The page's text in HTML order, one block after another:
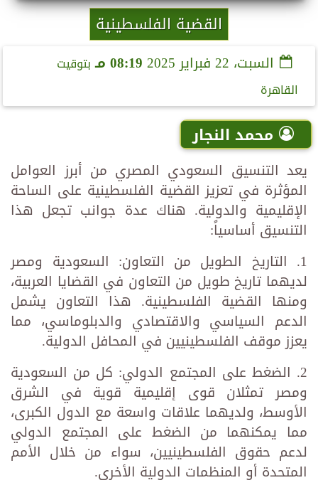
القضية الفلسطينية
السبت، 22 فبراير 2025 08:19 مـ
بتوقيت
القاهرة
محمد النجار
يعد التنسيق السعودي المصري من أبرز العوامل
المؤثرة في تعزيز القضية الفلسطينية على الساحة
الإقليمية والدولية. هناك عدة جوانب تجعل هذا
التنسيق أساسياً:
1. التاريخ الطويل من التعاون: السعودية ومصر
لديهما تاريخ طويل من التعاون في القضايا العربية،
ومنها القضية الفلسطينية. هذا التعاون يشمل
الدعم السياسي والاقتصادي والدبلوماسي، مما
يعزز موقف الفلسطينيين في المحافل الدولية.
2. الضغط على المجتمع الدولي: كل من السعودية
ومصر تمثلان قوى إقليمية قوية في الشرق
الأوسط، ولديهما علاقات واسعة مع الدول الكبرى،
مما يمكنهما من الضغط على المجتمع الدولي
لدعم حقوق الفلسطينيين، سواء من خلال الأمم
المتحدة أو المنظمات الدولية الأخرى.